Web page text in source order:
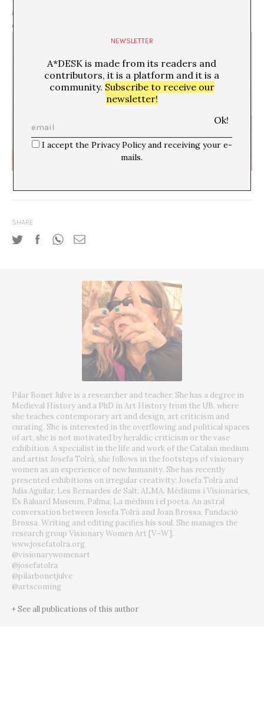
afines a las agitadas luces y sombras de una hoguera
contra el silencio.
SHARE
Pilar Bonet Julve is a researcher and teacher. She has a degree in
Medieval History and a PhD in Art History from the UB, where
she teaches contemporary art and design, art criticism and
curating. She is interested in the overflowing and political spaces
of art, she is not motivated by heraldic criticism or the vase
exhibition. A specialist in the life and work of the Catalan medium
and artist Josefa Tolrà, she follows in the footsteps of visionary
women as an experience of new humanity. She has recently
presented exhibitions on irregular creativity: Josefa Tolrà and
Julia Aguilar, Les Bernardes de Salt; ALMA. Médiums i Visionàries,
Es Baluard Museum, Palma; La médium i el poeta. An astral
conversation between Josefa Tolrà and Joan Brossa, Fundació
Brossa. Writing and editing pacifies his soul. She manages the
research group Visionary Women Art [V¬W].
www.josefatolra.org
@visionarywomenart
@josefatolra
@pilarbonetjulve
@artscoming
+ See all publications of this author
NEWSLETTER
A*DESK is made from its readers and
contributors, it is a platform and it is a
community. Subscribe to receive our
newsletter!
I accept the Privacy Policy and receiving your e-
mails.